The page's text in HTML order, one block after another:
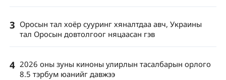
3 Оросын тал хоёр сууринг хяналтдаа авч, Украины
тал Оросын довтолгоог няцаасан гэв
4 2026 оны зуны киноны улирлын тасалбарын орлого
8.5 тэрбум юанийг давжээ